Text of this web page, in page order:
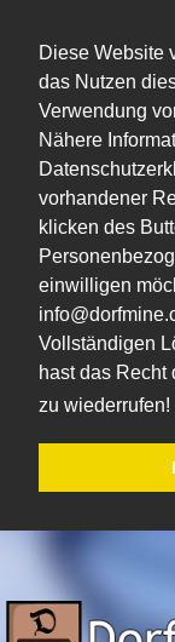
Diese Website
das Nutzen
Verwendung
Nähere
vorhandener
klicken des
einwilligen
Vollständigen
hast das
zu wiederrufen!